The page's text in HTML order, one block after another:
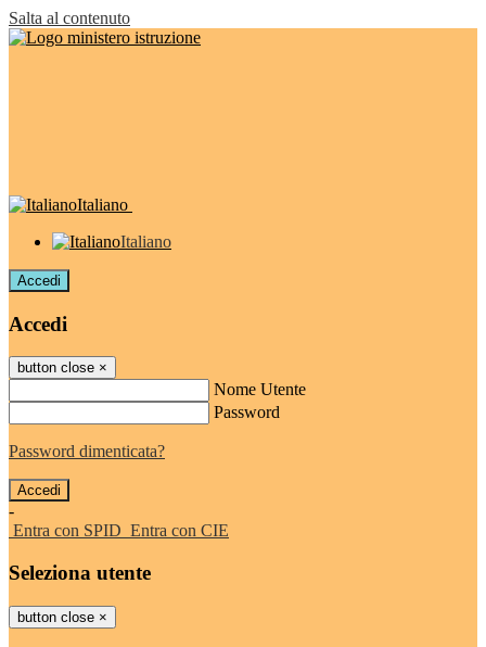
Salta al contenuto
Italiano
Italiano
Accedi
Accedi
button close ×
Nome Utente
Password
Password dimenticata?
-
Entra con SPID Entra con CIE
Seleziona utente
button close ×